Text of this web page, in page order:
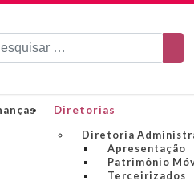
Diretorias
Diretoria
Apresentação
Patrimônio
Terceirizados